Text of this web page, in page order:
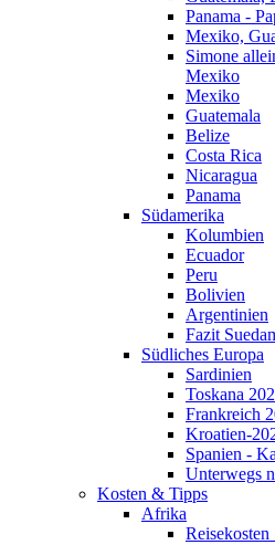
Panama -
Mexiko,
Simone
Mexiko
Mexiko
Guatemala
Belize
Costa Rica
Nicaragua
Panama
Südamerika
Kolumbien
Ecuador
Peru
Bolivien
Argentinien
Fazit
Südliches Europa
Sardinien
Toskana
Frankreich
Kroatien-
Spanien -
Unterwegs
Kosten & Tipps
Afrika
Reisekosten